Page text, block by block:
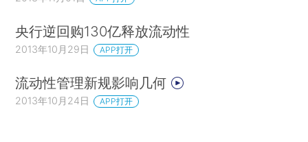
央行逆回购130亿释放流动性
2013年10月29日 APP打开
流动性管理新规影响几何
2013年10月24日 APP打开